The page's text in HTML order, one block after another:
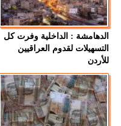
الدهامشة : الداخلية وفرت كل
التسهيلات لقدوم العراقيين
للأردن